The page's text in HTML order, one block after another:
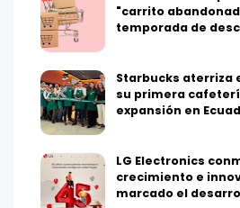
"carrito
temporada de
Starbucks aterriza
su primera
expansión en
LG Electronics
crecimiento e
marcado el